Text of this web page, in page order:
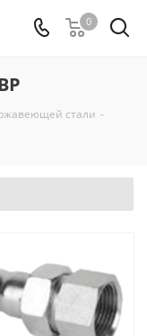
0
стали -